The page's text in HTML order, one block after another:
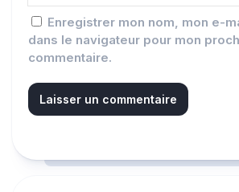
Enregistrer mon nom, mon e-
dans le navigateur pour mon
commentaire.